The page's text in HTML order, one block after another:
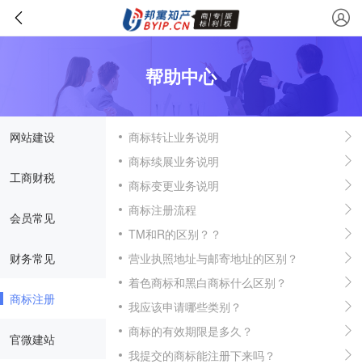
帮助中心
网站建设
工商财税
会员常见
财务常见
商标注册
官微建站
商标转让业务说明
商标续展业务说明
商标变更业务说明
商标注册流程
TM和R的区别？？
营业执照地址与邮寄地址的区别？
着色商标和黑白商标什么区别？
我应该申请哪些类别？
商标的有效期限是多久？
我提交的商标能注册下来吗？